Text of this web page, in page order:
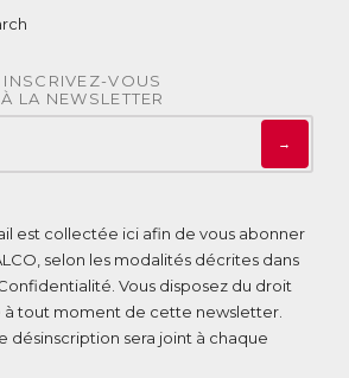
INSCRIVEZ-VOUS
À LA NEWSLETTER
→
est collectée ici afin de vous abonner
selon les modalités décrites dans
. Vous disposez du droit
à tout moment de cette newsletter.
désinscription sera joint à chaque